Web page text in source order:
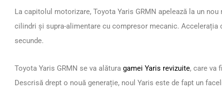
La capitolul motorizare, Toyota Yaris GRMN apelează la un
cilindri și supra-alimentare cu compresor mecanic. Accelerația
secunde.
Toyota Yaris GRMN se va alătura gamei Yaris revizuite, care va
Descrisă drept o nouă generație, noul Yaris este de fapt un